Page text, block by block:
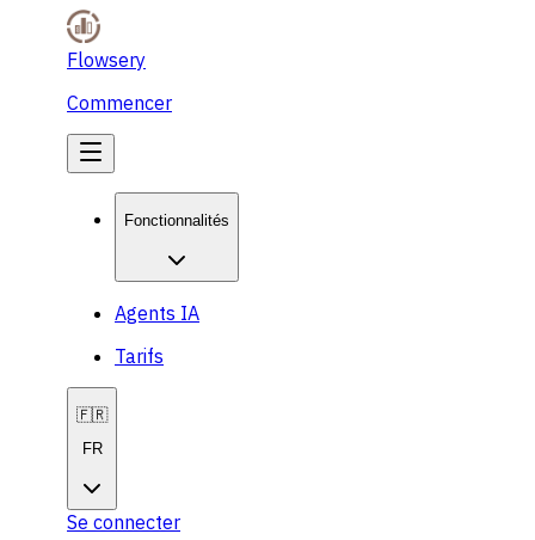
Flowsery
Commencer
Fonctionnalités
Agents IA
Tarifs
🇫🇷
FR
Se connecter